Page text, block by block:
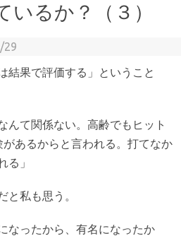
いるか？（３）
29
結果で評価する」ということ
んて関係ない。高齢でもヒット
あるからと言われる。打てなか
る」
と私も思う。
なったから、有名になったか